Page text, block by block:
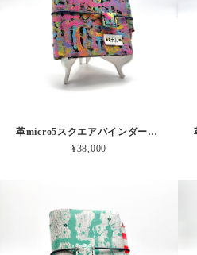
革micro5スクエアバインダー手帳 “ パステルモメスス森の迷路” 本革
¥38,000